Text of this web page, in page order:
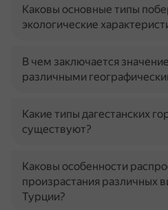
Каковы основные типы
экологические
В чем заключается
различными
Какие типы дагестанских
существуют?
Каковы особенности
произрастания различных
Турции?